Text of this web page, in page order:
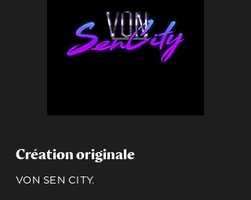
Création originale
VON SEN CITY.